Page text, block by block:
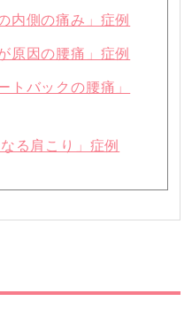
側の痛み」症例
因の腰痛」症例
バックの腰痛」
る肩こり」症例